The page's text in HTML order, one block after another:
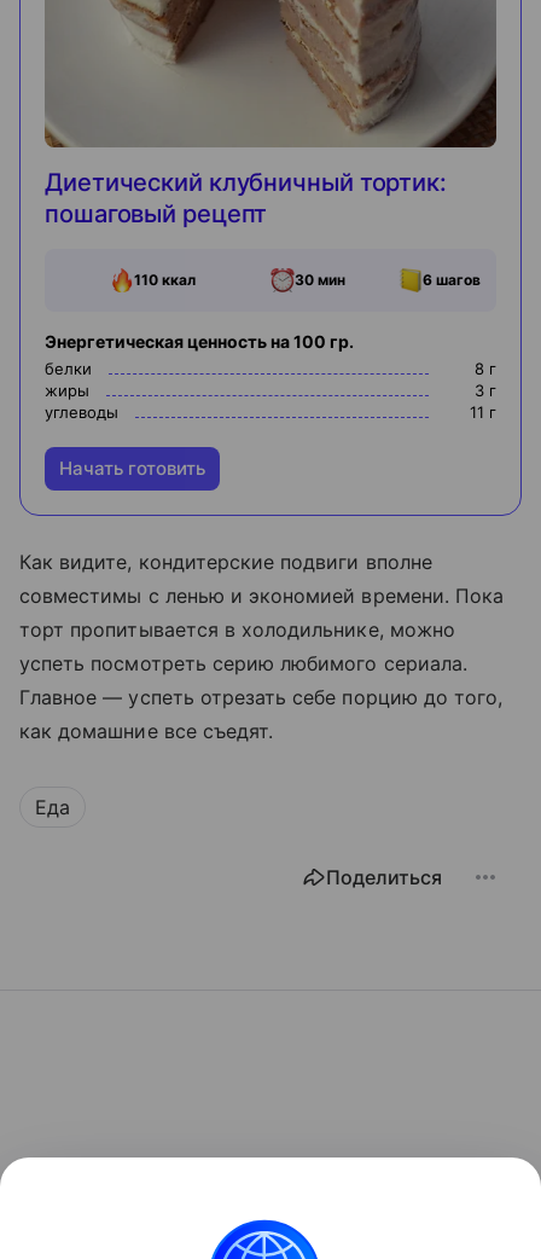
Диетический клубничный тортик:
пошаговый рецепт
110ккал 30 мин 6 шагов
Энергетическая ценность на 100 гр.
белки 8 г
жиры
3 г
углеводы
11 г
Начать готовить
Как видите, кондитерские подвиги вполне
совместимы с ленью и экономией времени. Пока
торт пропитывается в холодильнике, можно
успеть посмотреть серию любимого сериала.
Главное — успеть отрезать себе порцию до того,
как домашние все съедят.
Еда
Поделиться